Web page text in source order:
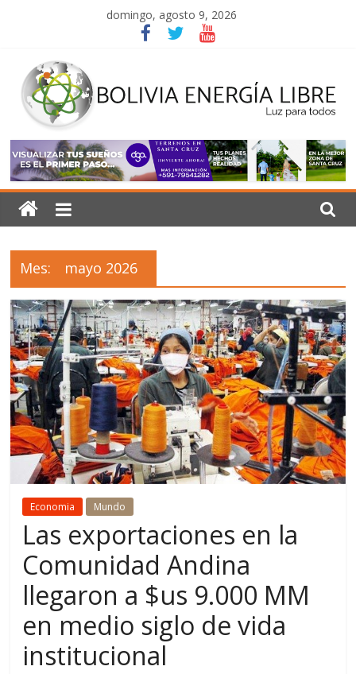
domingo, agosto 9, 2026
Bolivia
Energía
Libre
Luz
para
todos
Mes: mayo 2026
Economia Mundo
Las exportaciones en la
Comunidad Andina
llegaron a $us 9.000 MM
en medio siglo de vida
institucional